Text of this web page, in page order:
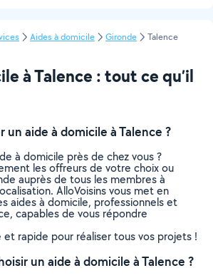
Aides à domicile Gironde Talence
à Talence : tout ce qu’il
aide à domicile à Talence ?
à domicile près de chez vous ?
les offreurs de votre choix ou
auprès de tous les membres à
AlloVoisins vous met en
aides à domicile, professionnels et
capables de vous répondre
et rapide pour réaliser tous vos projets !
un aide à domicile à Talence ?